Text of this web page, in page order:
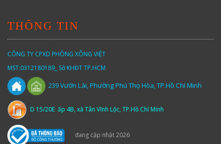
THÔNG TIN
CÔNG TY CPXD PHÒNG XÔNG VIỆT
MST:0312180189_ Sở KHĐT TP.HCM
239Vườn Lài,Phường Phú Thọ Hòa, TP.Hồ Chí Minh
D 15/20E ấp 4B, xã Tân Vĩnh Lộc, TP.Hồ Chí Minh
đang cập nhật 2026